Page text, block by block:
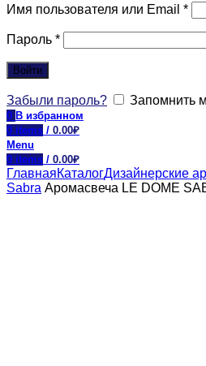
Имя пользователя или Email *
Пароль *
Войти
Забыли пароль? Запомнить
0 В избранном
0 items / 0.00₽
Menu
0 items / 0.00₽
ГлавнаяКаталогДизайнерские
Sabra Аромасвеча LE DOME